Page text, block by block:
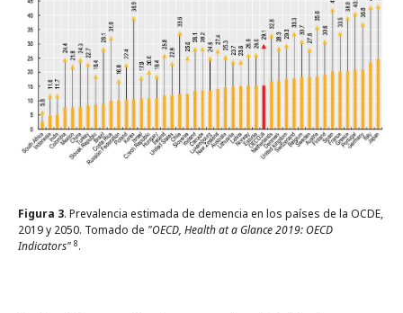
Figura 3. Prevalencia estimada de demencia en los países de la OCDE,
2019 y 2050. Tomado de "OECD, Health at a Glance 2019: OECD
Indicators" 8.